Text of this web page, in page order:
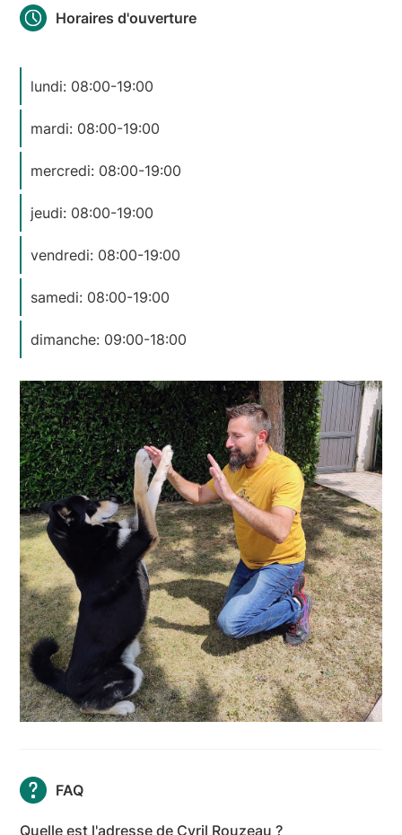
Horaires d'ouverture
lundi: 08:00-19:00
mardi: 08:00-19:00
mercredi: 08:00-19:00
jeudi: 08:00-19:00
vendredi: 08:00-19:00
samedi: 08:00-19:00
dimanche: 09:00-18:00
FAQ
Quelle est l'adresse de Cyril Rouzeau ?